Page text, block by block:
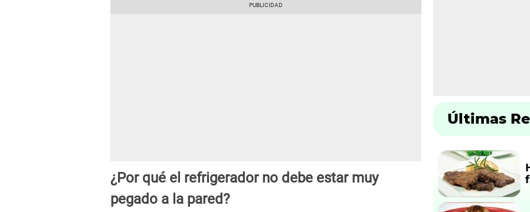
¿Por qué el refrigerador no debe estar muy
pegado a la pared?
Últimas